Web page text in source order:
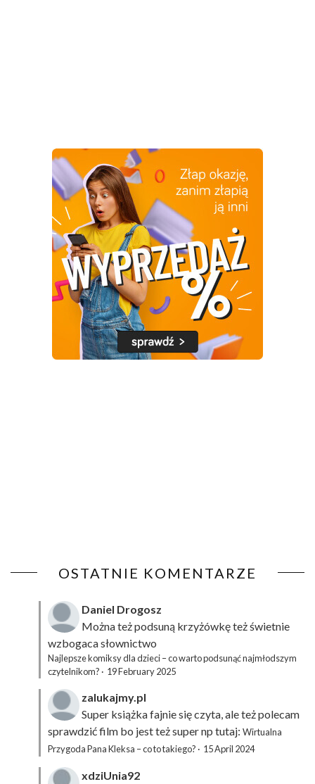
OSTATNIE KOMENTARZE
Daniel Drogosz
Można też podsuną krzyżówkęteż świetnie
wzbogaca słownictwo
Najlepsze komiksy dla dzieci – co warto podsunąć najmłodszym
czytelnikom? · 19 February 2025
zalukajmy.pl
Super książka fajnie się czyta, ale też polecam
sprawdzić film bo jest też super np tutaj: Wirtualna
Przygoda Pana Kleksa – co to takiego? · 15 April 2024
xdziUnia92